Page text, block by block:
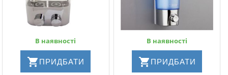
В наявності
ПРИДБАТИ
В наявності
ПРИДБАТИ